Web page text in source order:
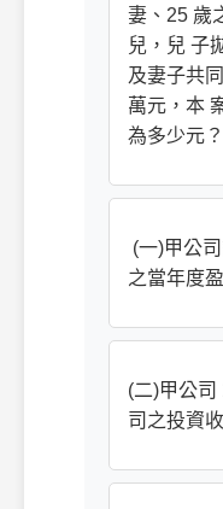
妻、25 歲
兒，兒 子
及妻子共
萬元，本
為多少元？
(一)甲公
之當年度
(二)甲公司
司之投資